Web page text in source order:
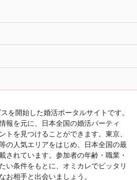
を開始した婚活ポータルサイトです。
報を元に、日本全国の婚活パーティ
トを見つけることができます。東京、
の人気エリアをはじめ、日本全国の最
されています。参加者の年齢・職業・
い条件をもとに、オミカレでピッタリ
お相手と出会いましょう。